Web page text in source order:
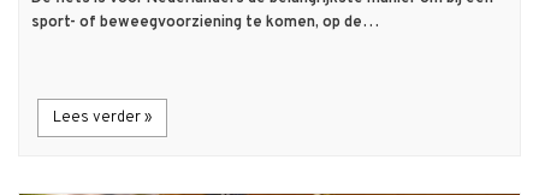
sport- of beweegvoorziening te komen, op de…
Lees verder »